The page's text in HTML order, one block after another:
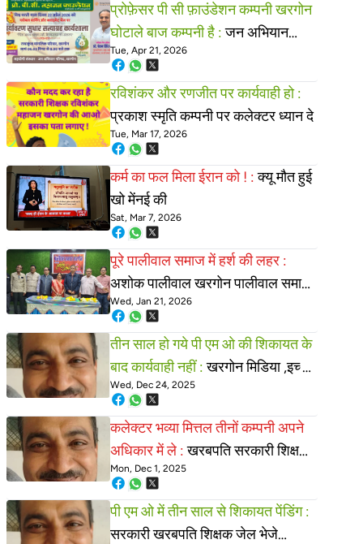
प्रोफ़ेसर पी सी फ़ाउंडेशन कम्पनी खरगोन
घोटाले बाज कम्पनी है :जन अभियान
परिषद खरगोन ध्यान दे
Tue, Apr 21, 2026
रविशंकर और रणजीत पर कार्यवाही हो :
प्रकाश स्मृति कम्पनी पर कलेक्टर ध्यान दे
Tue, Mar 17, 2026
कर्म का फल मिला ईरान को ! :क्यू मौत हुई
खो मेंनई की
Sat, Mar 7, 2026
पूरे पालीवाल समाज में हर्श की लहर :
अशोक पालीवाल खरगोन पालीवाल समाज
के अध्यक्ष बने
Wed, Jan 21, 2026
तीन साल हो गये पी एम ओ की शिकायत के
बाद कार्यवाही नहीं :खरगोन मिडिया ,इच्छा
मृत्यु और खरबपति सरकारी शिक्षक
रविशंकर
Wed, Dec 24, 2025
कलेक्टर भव्या मित्तल तीनों कम्पनी अपने
अधिकार में ले :खरबपति सरकारी शिक्षक
रविशंकर महाजन पर कार्यवाही अधुरी
Mon, Dec 1, 2025
पी एम ओ में तीन साल से शिकायत पेंडिंग :
सरकारी खरबपति शिक्षक जेल भेजे